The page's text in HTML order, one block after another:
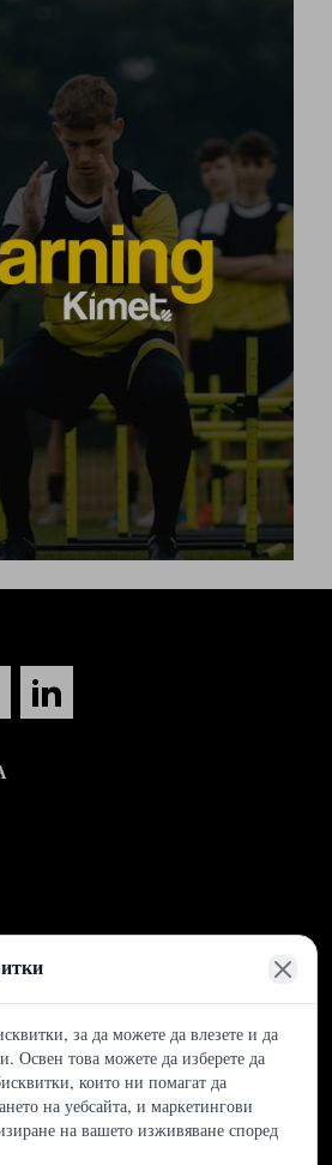
НАУЧЕТЕ СЕ ДА ПЛАНИРАТЕ
план LEARNING Kimet е обучил
от 15,000 треньори по целия свят.
предлагаме пълен
по футболно
обучение
в лице, базирана на нашия
метод Kimet.
уменията си във футбола или в
индивидуален или отборен спорт.
Виж продукта
[+]
КЛИЕНТИ
Los Chopos, без номер,
(Страната на баските)
за да можете да влезете и да
Освен това можете да изберете да
които ни помагат да
на уебсайта, и маркетингови
на вашето изживяване според